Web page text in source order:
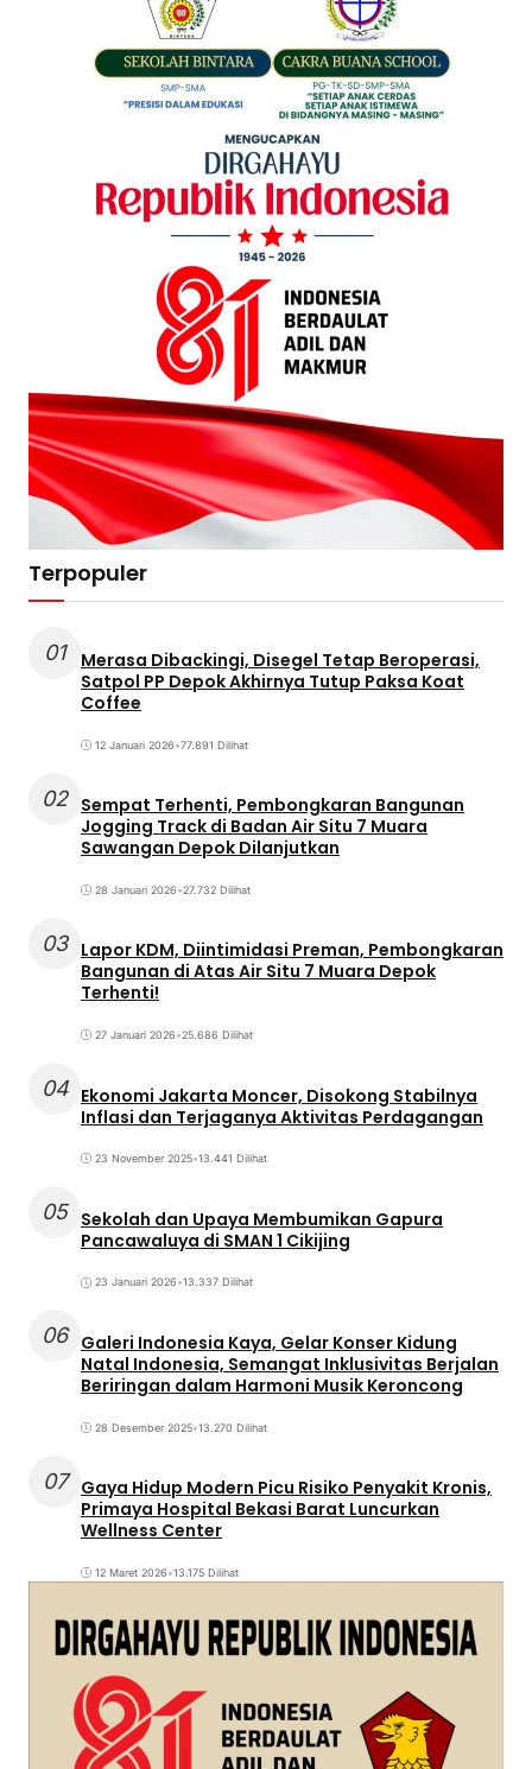
Terpopuler
01
Merasa Dibackingi, Disegel Tetap Beroperasi,
Satpol PP Depok Akhirnya Tutup Paksa Koat
Coffee
12 Januari 2026•77.891 Dilihat
02 Sempat Terhenti, Pembongkaran Bangunan
Jogging Track di Badan Air Situ 7 Muara
Sawangan Depok Dilanjutkan
28 Januari 2026•27.732 Dilihat
03 Lapor KDM, Diintimidasi Preman, Pembongkaran
Bangunan di Atas Air Situ 7 Muara Depok
Terhenti!
27 Januari 2026•25.686 Dilihat
04 Ekonomi Jakarta Moncer, Disokong Stabilnya
Inflasi dan Terjaganya Aktivitas Perdagangan
23 November 2025•13.441 Dilihat
05 Sekolah dan Upaya Membumikan Gapura
Pancawaluya di SMAN 1 Cikijing
23 Januari 2026•13.337 Dilihat
06 Galeri Indonesia Kaya, Gelar Konser Kidung
Natal Indonesia, Semangat Inklusivitas Berjalan
Beriringan dalam Harmoni Musik Keroncong
28 Desember 2025•13.270 Dilihat
07
Gaya Hidup Modern Picu Risiko Penyakit Kronis,
Primaya Hospital Bekasi Barat Luncurkan
Wellness Center
12 Maret 2026•13.175 Dilihat